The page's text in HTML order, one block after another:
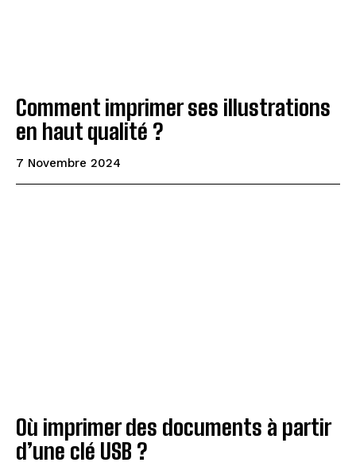
Comment imprimer ses illustrations
en haut qualité ?
7 Novembre 2024
Où imprimer des documents à partir
d’une clé USB ?